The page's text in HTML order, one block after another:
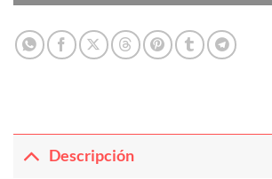
Descripción